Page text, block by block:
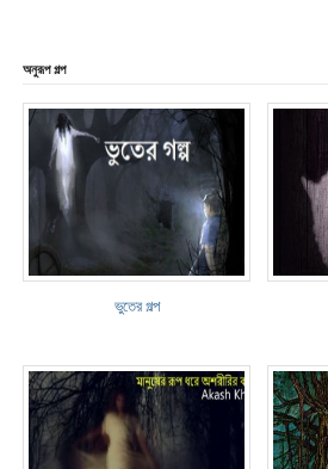
অনুরূপ গল্প
ভুতের গল্প